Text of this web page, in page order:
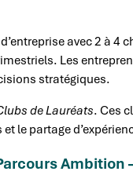
avec 2 à 4
Les
stratégiques.
de Lauréats. Ces
le partage
Ambition